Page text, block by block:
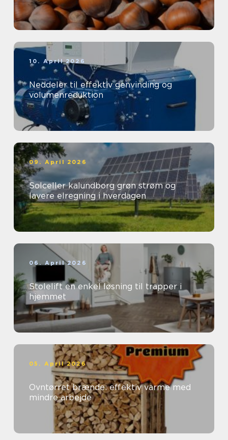
10. April 2026
Neddeler til effektiv genvinding og
volumenreduktion
09. April 2026
Solceller kalundborg grøn strøm og
lavere elregning i hverdagen
06. April 2026
Stolelift en enkel løsning til trapper i
hjemmet
05. April 2026
Ovntørret brænde: effektiv varme med
mindre arbejde